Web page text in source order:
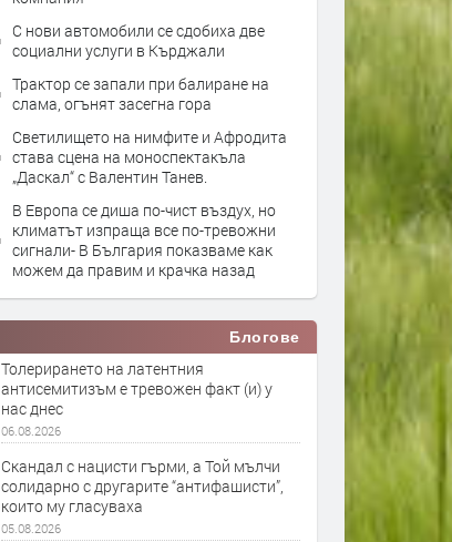
С нови автомобили се сдобиха две
социални услуги в Кърджали
Трактор се запали при балиране на
слама, огънят засегна гора
Светилището на нимфите и Афродита
става сцена на моноспектакъла
„Даскал“ с Валентин Танев.
В Европа се диша по-чист въздух, но
климатът изпраща все по-тревожни
сигнали- В България показваме как
можем да правим и крачка назад
Блогове
Толерирането на латентния
антисемитизъм е тревожен факт (и) у
нас днес
06.08.2026
Скандал с нацисти гърми, а Той мълчи
солидарно с другарите “антифашисти”,
които му гласуваха
05.08.2026